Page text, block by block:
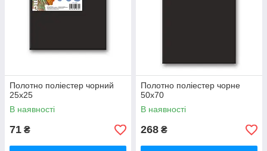
Полотно поліестер чорний
25х25
В наявності
71 ₴
Полотно поліестер чорне
50х70
В наявності
268 ₴